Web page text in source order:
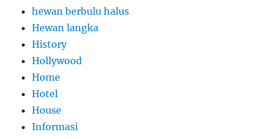
hewan berbulu halus
Hewan langka
History
Hollywood
Home
Hotel
House
Informasi